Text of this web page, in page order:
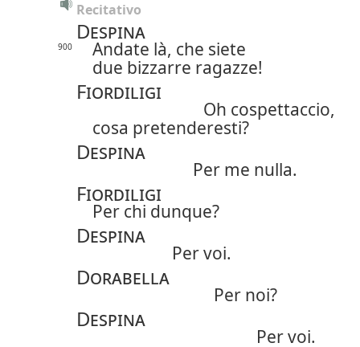
Recitativo
Despina
900
Andate là, che siete
due bizzarre ragazze!
Fiordiligi
Oh cospettaccio,
cosa pretenderesti?
Despina
Per me nulla.
Fiordiligi
Per chi dunque?
Despina
Per voi.
Dorabella
Per noi?
Despina
Per voi.